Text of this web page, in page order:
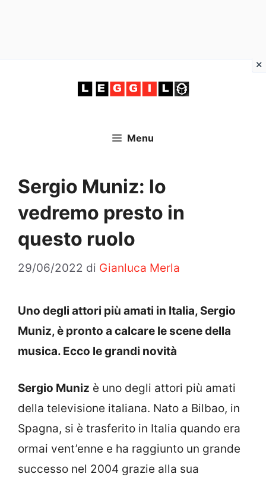
Menu
Sergio Muniz: lo
vedremo presto in
questo ruolo
29/06/2022 di Gianluca Merla
Uno degli attori più amati in Italia, Sergio
Muniz, è pronto a calcare le scene della
musica. Ecco le grandi novità
Sergio Muniz è uno degli attori più amati
della televisione italiana. Nato a Bilbao, in
Spagna, si è trasferito in Italia quando era
ormai vent’enne e ha raggiunto un grande
successo nel 2004 grazie alla sua